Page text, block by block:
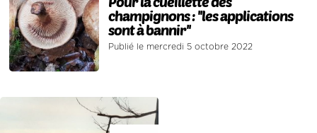
champignons : ''les applications
sont à bannir''
Publié le mercredi 5 octobre 2022